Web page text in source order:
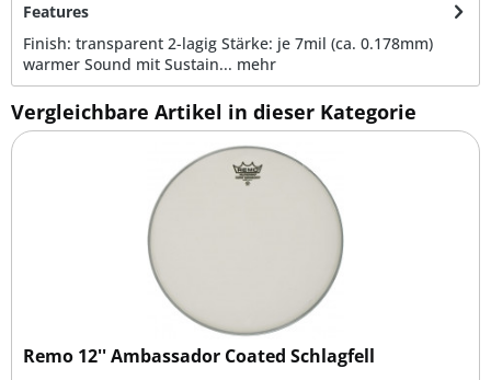
Features
Finish: transparent 2-lagig Stärke: je 7mil (ca. 0.178mm)
warmer Sound mit Sustain... mehr
Vergleichbare Artikel in dieser Kategorie
Remo 12'' Ambassador Coated Schlagfell